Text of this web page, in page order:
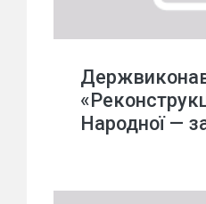
Народної —